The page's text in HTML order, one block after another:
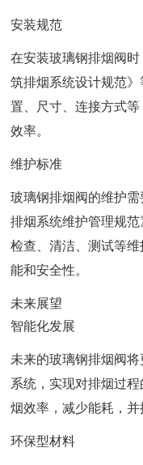
安装规范
在安装玻璃钢排烟阀
筑排烟系统设计规范
置、尺寸、连接方式
效率。
维护标准
玻璃钢排烟阀的维护
排烟系统维护管理规
检查、清洁、测试等
能和安全性。
未来展望
智能化发展
未来的玻璃钢排烟阀
系统，实现对排烟过
烟效率，减少能耗，并
环保型材料